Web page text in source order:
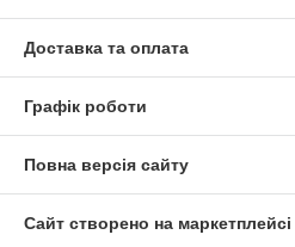
Доставка та оплата
Графік роботи
Повна версія сайту
Сайт створено на маркетплейсі